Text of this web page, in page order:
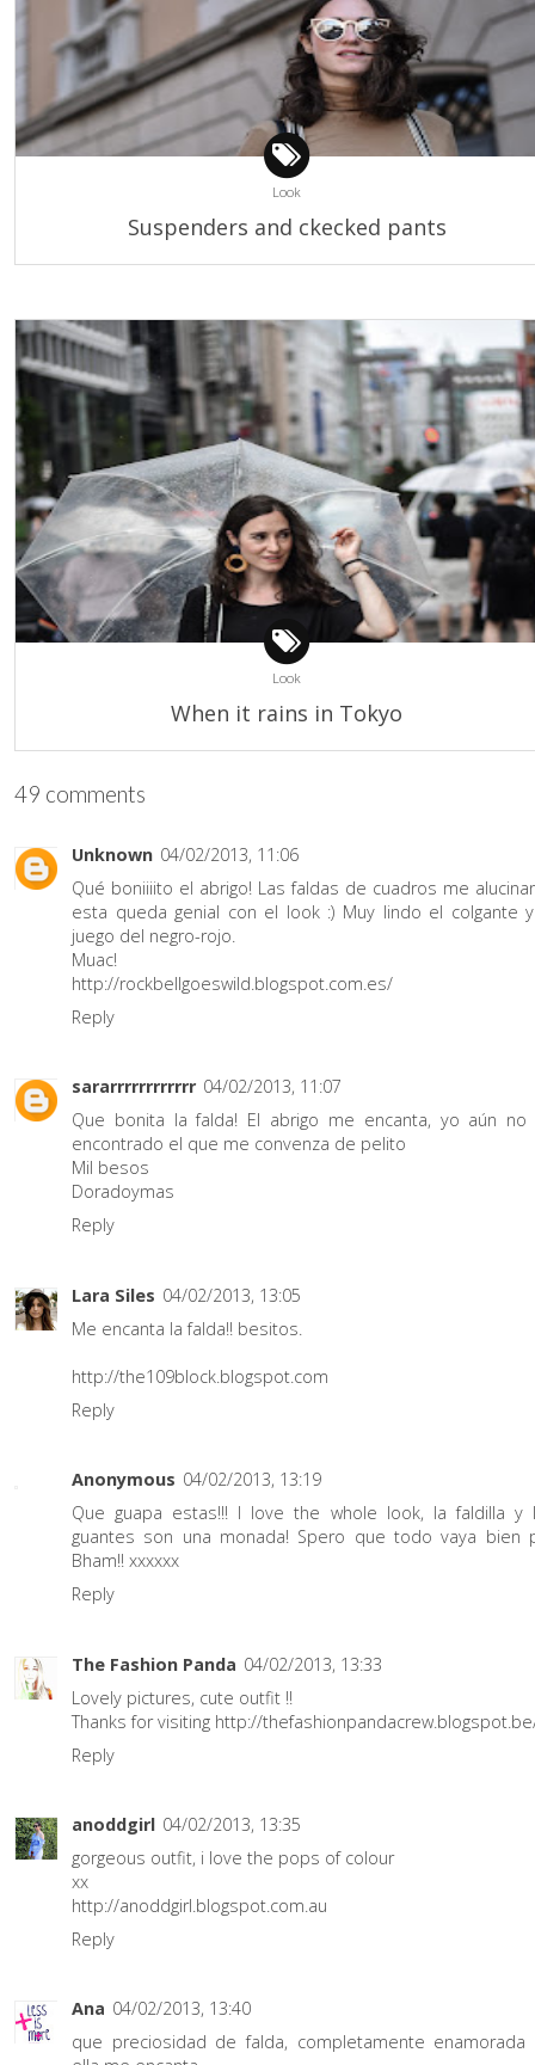
Look
Suspenders and ckecked pants
Look
When it rains in Tokyo
49 comments
Unknown 04/02/2013, 11:06
Qué boniiiito el abrigo! Las faldas de cuadros me
esta queda genial con el look :) Muy lindo el colgante
juego del negro-rojo.
Muac!
http://rockbellgoeswild.blogspot.com.es/
Reply
sararrrrrrrrrrrr 04/02/2013, 11:07
Que bonita la falda! El abrigo me encanta, yo aún no
encontrado el que me convenza de pelito
Mil besos
Doradoymas
Reply
Lara Siles 04/02/2013, 13:05
Me encanta la falda!! besitos.
http://the109block.blogspot.com
Reply
Anonymous 04/02/2013, 13:19
Que guapa estas!!! I love the whole look, la faldilla y
guantes son una monada! Spero que todo vaya bien
Bham!! xxxxxx
Reply
The Fashion Panda 04/02/2013, 13:33
Lovely pictures, cute outfit !!
Thanks for visiting http://
Reply
anoddgirl 04/02/2013, 13:35
gorgeous outfit, i love the pops of colour
xx
http://anoddgirl.blogspot.com.au
Reply
Ana 04/02/2013, 13:40
que preciosidad de falda, completamente enamorada